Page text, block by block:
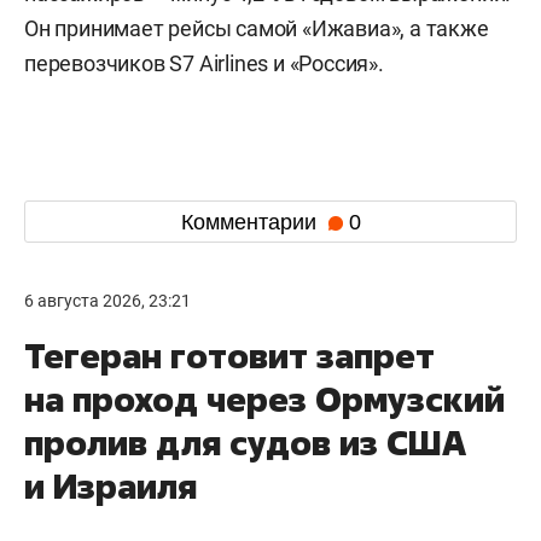
Он принимает рейсы самой «Ижавиа», а также
перевозчиков S7 Airlines и «Россия».
Комментарии 0
6 августа 2026, 23:21
Тегеран готовит запрет
на проход через Ормузский
пролив для судов из США
и Израиля